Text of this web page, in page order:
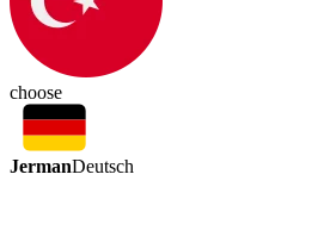
choose
JermanDeutsch